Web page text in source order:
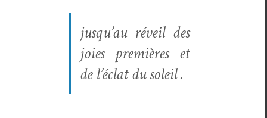
jusqu’au réveil des
joies pre­mières et
de l’éclat du soleil .